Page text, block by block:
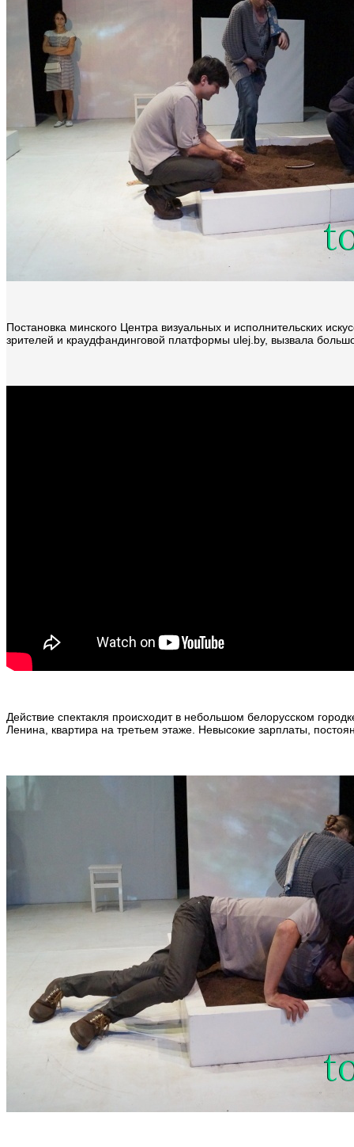
Постановка минского Центра визуальных и исполнительских
зрителей и краудфандинговой платформы ulej.by, вызвала
Действие спектакля происходит в небольшом белорусском
Ленина, квартира на третьем этаже. Невысокие зарплаты,